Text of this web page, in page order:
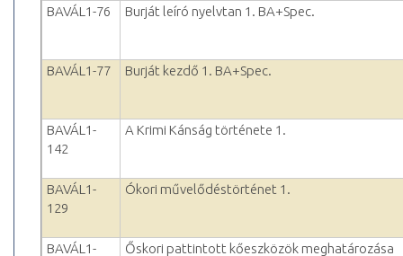
BAVÁL1-76 Burját leíró nyelvtan 1. BA+Spec.
BAVÁL1-77 Burját kezdő 1. BA+Spec.
BAVÁL1-
142
A Krimi Kánság története 1.
BAVÁL1-
129
Ókori művelődéstörténet 1.
BAVÁL1-
Őskori pattintott kőeszközök meghatározása